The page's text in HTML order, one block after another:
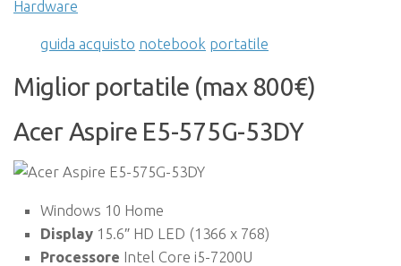
Hardware
guida acquisto notebook portatile
Miglior portatile (max 800€)
Acer Aspire E5-575G-53DY
Windows 10 Home
Display 15.6″ HD LED (1366 x 768)
Processore Intel Core i5-7200U